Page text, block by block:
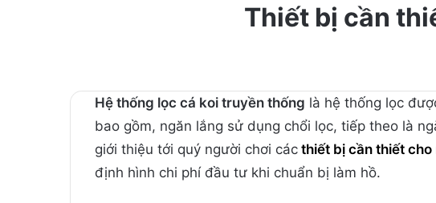
Thiết bị cần
Hệ thống lọc cá koi truyền thống là hệ thống lọc
bao gồm, ngăn lắng sử dụng chổi lọc, tiếp theo là
giới thiệu tới quý người chơi các thiết bị cần thiết
định hình chi phí đầu tư khi chuẩn bị làm hồ.